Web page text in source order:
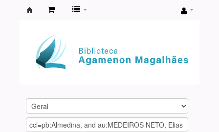
Agamenon
Magalhães